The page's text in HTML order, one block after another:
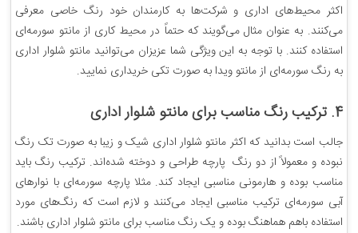
اکثر محیط‌های اداری و شرکت‌ها به کارمندان خود رنگ خاصی معرفی
می‌کنند. به عنوان مثال می‌گویند که حتماً در محیط کاری از مانتو سورمه‌ای
استفاده کنند. با توجه به این ویژگی شما عزیزان می‌توانید مانتو شلوار اداری
به رنگ سورمه‌ای از مانتو ویدا به صورت تکی خریداری نمایید.
4. ترکیب رنگ مناسب برای مانتو شلوار اداری
جالب است بدانید که اکثر مانتو شلوار اداری شیک و زیبا به صورت تک رنگ
نبوده و معمولاً از دو رنگ پارچه طراحی و دوخته شده‌اند. ترکیب رنگ باید
مناسب بوده و هارمونی مناسبی ایجاد کند. مثلا پارچه سورمه‌ای با نوارهای
آبی سورمه‌ای ترکیب مناسبی ایجاد می‌کنند و لازم است که رنگ‌های مورد
استفاده باهم هماهنگ بوده و یک رنگ مناسب برای مانتو شلوار اداری باشند.